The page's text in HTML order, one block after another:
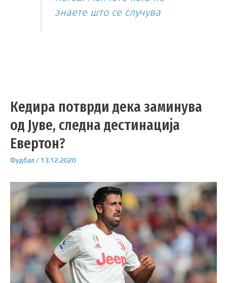
знаете што се случува
Кедира потврди дека заминува
од Јуве, следна дестинација
Евертон?
Фудбал / 13.12.2020